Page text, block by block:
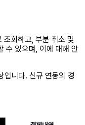
조회하고, 부분 취소 및
수 있으며, 이에 대해 안
입니다. 신규 연동의 경